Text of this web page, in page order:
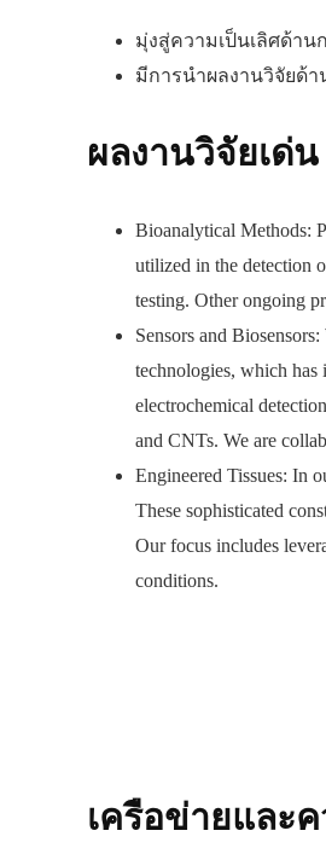
มุ่งสู่ความเป็นเลิศด้า
มีการนำผลงานวิจัยด้
ผลงานวิจัยเด่น
Bioanalytical Methods:
utilized in the detection
testing. Other ongoing
Sensors and
technologies, which
electrochemical
and CNTs. We are
Engineered Tissues: In
These sophisticated
Our focus includes
conditions.
เครือข่ายและ